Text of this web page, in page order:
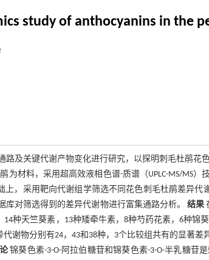
study of anthocyanins in the
路及关键代谢产物变化进行研究，以探明刺毛杜鹃
为材料，采用超高效液相色谱-质谱（UPLC-MS/MS）
，采用靶向代谢组学筛选不同花色刺毛杜鹃差异代
据库对筛选得到的差异代谢物进行富集通路分析。 结果
种天竺葵素，13种矮牵牛素，8种芍药花素，6种锦
异代谢物分别有24，43和38种，3个比较组共有的显著
锦葵色素-3-O-阿拉伯糖苷和锦葵色素-3-O-半乳糖苷